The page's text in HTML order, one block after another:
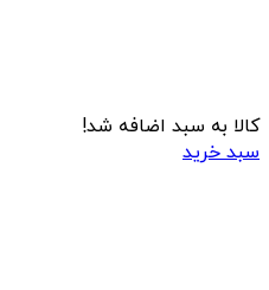
کالا به سبد اضافه شد!
سبد خرید